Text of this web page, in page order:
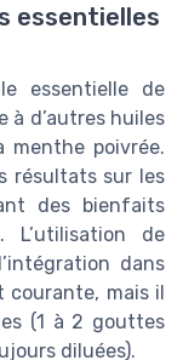
essentielles
essentielle de
à d’autres huiles
menthe poivrée.
résultats sur les
des bienfaits
L’utilisation de
dans
courante, mais il
(1 à 2 gouttes
diluées).